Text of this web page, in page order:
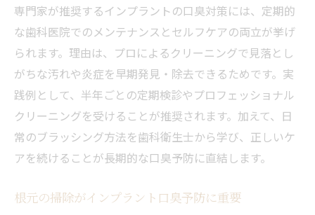
専門家が推奨するインプラントの口臭対策には、定期的
な歯科医院でのメンテナンスとセルフケアの両立が挙げ
られます。理由は、プロによるクリーニングで見落とし
がちな汚れや炎症を早期発見・除去できるためです。実
践例として、半年ごとの定期検診やプロフェッショナル
クリーニングを受けることが推奨されます。加えて、日
常のブラッシング方法を歯科衛生士から学び、正しいケ
アを続けることが長期的な口臭予防に直結します。
根元の掃除がインプラント口臭予防に重要